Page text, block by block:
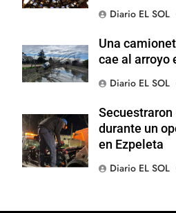
Diario EL SOL
Una
cae al arroyo
Diario EL SOL
durante un
en Ezpeleta
Diario EL SOL